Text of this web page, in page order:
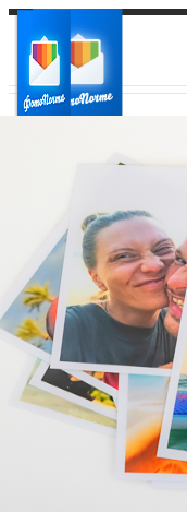
Ваш регион доставки
Выберите из списка: